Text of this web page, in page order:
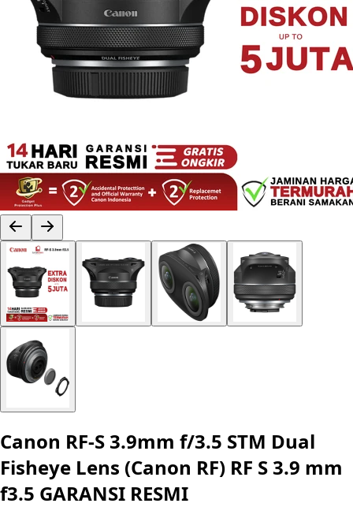
Canon RF-S 3.9mm f/3.5 STM Dual
Fisheye Lens (Canon RF) RF S 3.9 mm
f3.5 GARANSI RESMI